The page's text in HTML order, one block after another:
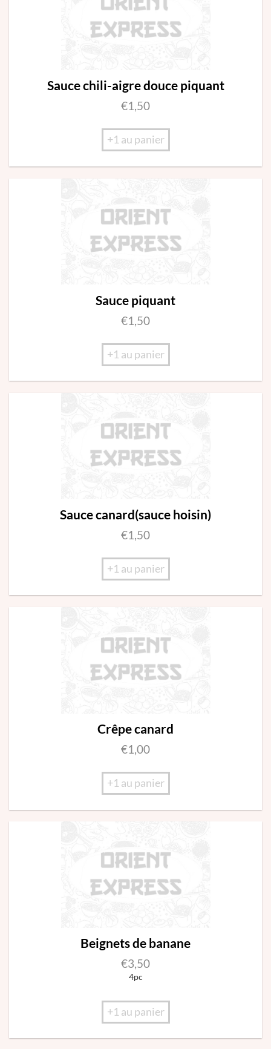
Sauce chili-aigre douce piquant
€1,50
+1 au panier
Sauce piquant
€1,50
+1 au panier
Sauce canard(sauce hoisin)
€1,50
+1 au panier
Crêpe canard
€1,00
+1 au panier
Beignets de banane
€3,50
4pc
+1 au panier